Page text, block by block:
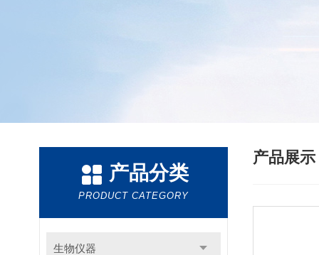
产品分类
PRODUCT CATEGORY
生物仪器
产品展示